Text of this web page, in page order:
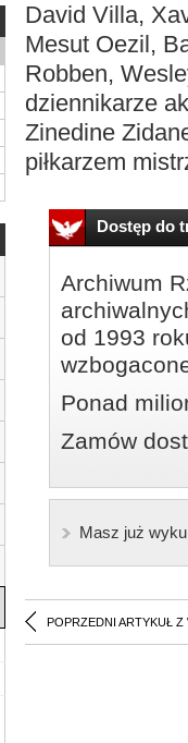
David Villa,
Mesut Oezil,
Robben,
dziennikarze
Zinedine
piłkarzem
Dostęp do
Archiwum
od 1993
Ponad
Zamów
Masz już
POPRZEDNI ARTYKUŁ Z